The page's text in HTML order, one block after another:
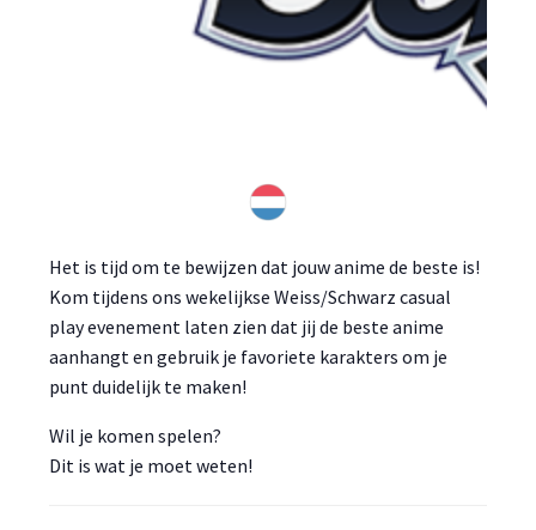
Het is tijd om te bewijzen dat jouw anime de beste is!
Kom tijdens ons wekelijkse Weiss/Schwarz casual
play evenement laten zien dat jij de beste anime
aanhangt en gebruik je favoriete karakters om je
punt duidelijk te maken!
Wil je komen spelen?
Dit is wat je moet weten!